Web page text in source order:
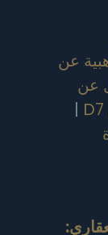
عن
عن
|
: